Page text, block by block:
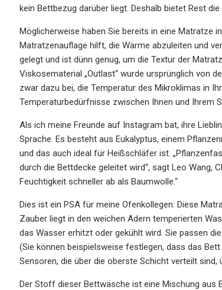
kein Bettbezug darüber liegt. Deshalb bietet Rest
Möglicherweise haben Sie bereits in eine Matratze
Matratzenauflage hilft, die Wärme abzuleiten und
gelegt und ist dünn genug, um die Textur der
Viskosematerial „Outlast“ wurde ursprünglich von
zwar dazu bei, die Temperatur des Mikroklimas in
Temperaturbedürfnisse zwischen Ihnen und Ihrem
Als ich meine Freunde auf Instagram bat, ihre
Sprache. Es besteht aus Eukalyptus, einem
und das auch ideal für Heißschläfer ist.
durch die Bettdecke geleitet wird“, sagt Leo Wang,
Feuchtigkeit schneller ab als Baumwolle.“
Dies ist ein PSA für meine Ofenkollegen: Diese
Zauber liegt in den weichen Adern temperierten
das Wasser erhitzt oder gekühlt wird. Sie passen
(Sie können beispielsweise festlegen, dass das
Sensoren, die über die oberste Schicht verteilt
Der Stoff dieser Bettwäsche ist eine Mischung aus